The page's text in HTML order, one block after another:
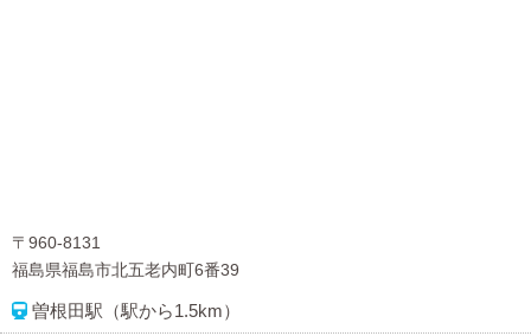
〒960-8131
福島県福島市北五老内町6番39
曽根田駅（駅から1.5km）